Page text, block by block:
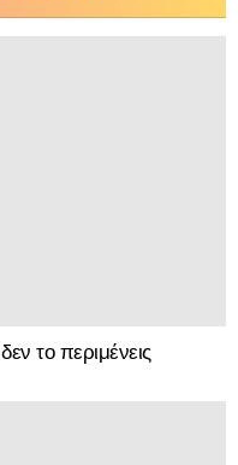
το περιμένεις